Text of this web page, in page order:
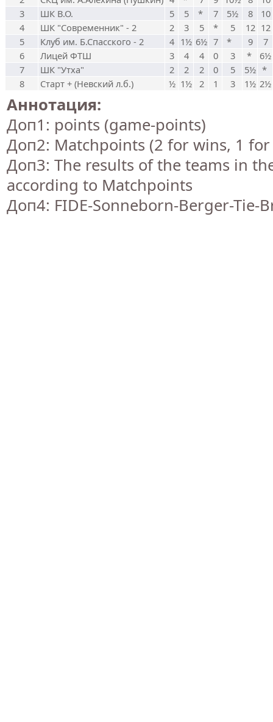
3
ШК В.О. 5 5 * 7 5½ 8
10
4
ШК "Современник" - 2 2 3 5 * 5 12 12
5
Клуб им. Б.Спасского - 2 4 1½ 6½ 7 * 9
7
6
Лицей ФТШ 3 4 4 0 3 *
6½
7
ШК "Утха" 2 2 2 0 5 5½ *
8
Старт + (Невский л.б.) ½ 1½ 2 1 3 1½ 2½
Аннотация:
Доп1: points (game-points)
Доп2: Matchpoints (2 for wins, 1 for
Доп3: The results of the teams in
according to Matchpoints
Доп4: FIDE-Sonneborn-Berger-Tie-